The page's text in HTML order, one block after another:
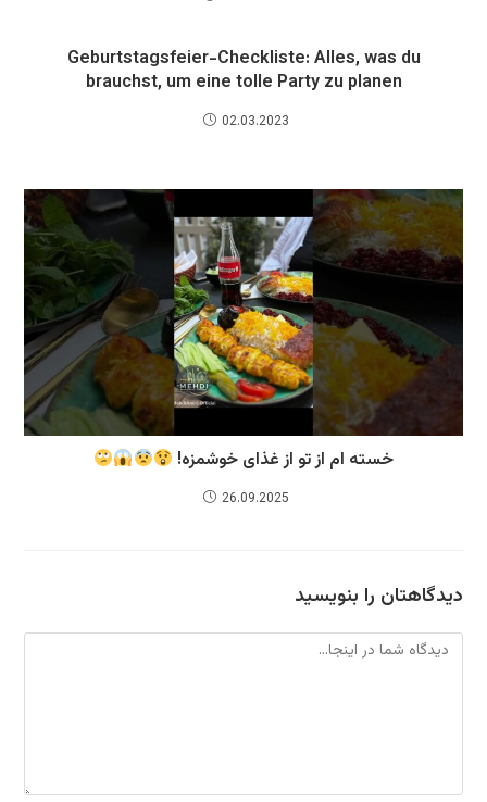
Geburtstagsfeier-Checkliste: Alles, was du
brauchst, um eine tolle Party zu planen
02.03.2023
خسته ام از تو از غذای خوشمزه!
26.09.2025
دیدگاهتان را بنویسید
دیدگاه